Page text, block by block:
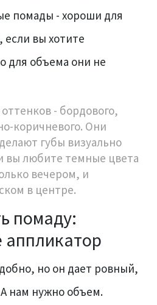
помады - хороши для
если вы хотите
для объема они не
- бордового,
коричневого. Они
губы визуально
вы любите темные цвета
вечером, и
в центре.
помаду:
аппликатор
но он дает ровный,
нам нужно объем.